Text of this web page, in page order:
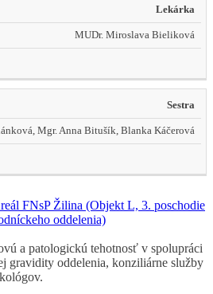
Lekárka
MUDr. Miroslava Bieliková
Sestra
Mgr. Anna Bitušík, Blanka Káčerová
FNsP Žilina (Objekt L, 3. poschodie
oddelenia)
a patologickú tehotnosť v spolupráci
gravidity oddelenia, konziliárne služby